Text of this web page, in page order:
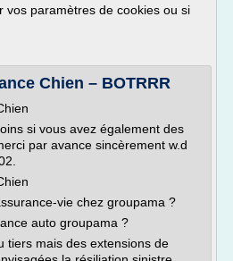
vos paramètres de cookies ou si
Chien – BOTRRR
si vous avez également des
par avance sincèrement w.d
vie chez groupama ?
auto groupama ?
tiers mais des extensions de